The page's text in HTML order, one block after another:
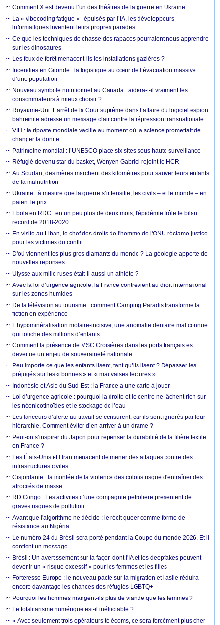
Comment X est devenu l’un des théâtres de la guerre en Ukraine
La « vibecoding fatigue » : épuisés par l’IA, les développeurs
informatiques inventent leurs propres parades
Ce que les techniques de chasse des rapaces pourraient nous apprendre
sur les dinosaures
Les feux de forêt menacent-ils les installations gazières ?
Incendies en Gironde : la logistique au cœur de l’évacuation massive
d’une population
Nouveau symbole nutritionnel au Canada : aidera-t-il vraiment les
consommateurs à mieux choisir ?
Royaume-Uni. L’arrêt de la Cour suprême dans l’affaire du logiciel espion
bahreïnite adresse un message clair contre la répression transnationale
VIH : la riposte mondiale vacille au moment où la science promettait de
changer la donne
Patrimoine mondial : l’UNESCO place six sites sous haute surveillance
Réfugié devenu star du basket, Wenyen Gabriel rejoint le HCR
Au Soudan, des mères marchent des kilomètres pour sauver leurs enfants
de la malnutrition
Ukraine : à mesure que la guerre s’intensifie, les civils – et le monde – en
paient le prix
Ebola en RDC : en un peu plus de deux mois, l'épidémie frôle le bilan
record de 2018-2020
En visite au Liban, le chef des droits de l'homme de l'ONU réclame justice
pour les victimes du conflit
D'où viennent les plus gros diamants du monde ? La géologie apporte de
nouvelles réponses
Ulysse aux mille ruses était-il aussi un athlète ?
Avec la loi d’urgence agricole, la France contrevient au droit international
sur les zones humides
De la télévision au tourisme : comment Camping Paradis transforme la
fiction en expérience
L’hypominéralisation molaire-incisive, une anomalie dentaire mal connue
qui touche des millions d’enfants
Comment la présence de MSC Croisières dans les ports français est
devenue un enjeu de souveraineté nationale
Peu importe ce que les enfants lisent, tant qu’ils lisent ? Dépasser les
préjugés sur les « bonnes » et « mauvaises lectures »
Indonésie et Asie du Sud-Est : la France a une carte à jouer
Loi d’urgence agricole : pourquoi la droite et le centre ne lâchent rien sur
les néonicotinoïdes et le stockage de l’eau
Les lanceurs d’alerte au travail se censurent, car ils sont ignorés par leur
hiérarchie. Comment éviter d’en arriver à un drame ?
Peut-on s’inspirer du Japon pour repenser la durabilité de la filière textile
en France ?
Les États-Unis et l’Iran menacent de mener des attaques contre des
infrastructures civiles
Cisjordanie : la montée de la violence des colons risque d'entraîner des
atrocités de masse
RD Congo : Les activités d’une compagnie pétrolière présentent de
graves risques de pollution
Avant que l'algorithme ne décide : le récit queer comme forme de
résistance au Nigéria
Le numéro 24 du Brésil sera porté pendant la Coupe du monde 2026. Et il
contient un message.
Brésil : Un avertissement sur la façon dont l'IA et les deepfakes peuvent
devenir un « risque excessif » pour les femmes et les filles
Forteresse Europe : le nouveau pacte sur la migration et l'asile réduira
encore davantage les chances des réfugiés LGBTQ+
Pourquoi les hommes mangent-ils plus de viande que les femmes ?
Le totalitarisme numérique est-il inéluctable ?
« Avec seulement trois opérateurs télécoms, ce sera forcément plus cher